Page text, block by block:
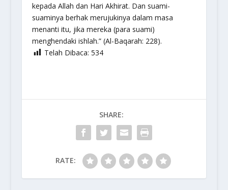
kepada Allah dan Hari Akhirat. Dan suami-
suaminya berhak merujukinya dalam masa
menanti itu, jika mereka (para suami)
menghendaki ishlah.” (Al-Baqarah: 228).
Telah Dibaca: 534
SHARE:
RATE: